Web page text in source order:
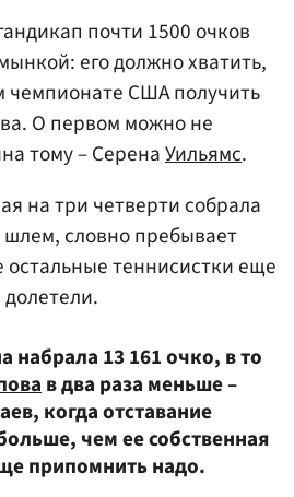
почти 1500 очков
его должно хватить,
чемпионате США получить
О первом можно не
тому – СеренаУильямс.
на три четверти собрала
словно пребывает
остальные теннисистки еще
набрала 13 161 очко, в то
в два раза меньше –
когда отставание
чем ее собственная
припомнить надо.